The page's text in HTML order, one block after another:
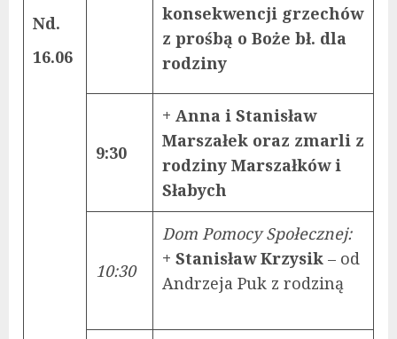
Nd.
16.06
konsekwencji grzechów
z prośbą o Boże bł. dla
rodziny
9:30
+ Anna i Stanisław
Marszałek oraz zmarli z
rodziny Marszałków i
Słabych
10:30
Dom Pomocy Społecznej:
+ Stanisław Krzysik – od
Andrzeja Puk z rodziną